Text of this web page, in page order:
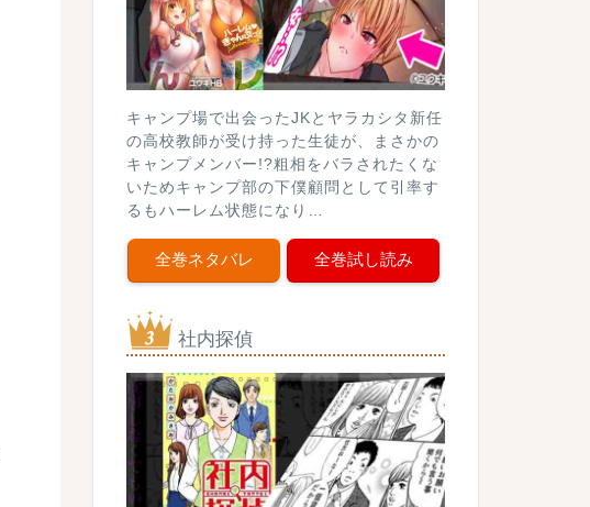
キャンプ場で出会ったJKとヤラカシタ新任
の高校教師が受け持った生徒が、まさかの
キャンプメンバー!?粗相をバラされたくな
いためキャンプ部の下僕顧問として引率す
るもハーレム状態になり…
全巻ネタバレ 全巻試し読み
社内探偵